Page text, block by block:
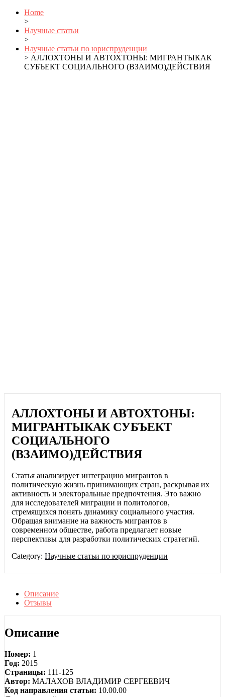
Home
>
Научные статьи
>
Научные статьи по юриспруденции
> АЛЛОХТОНЫ И АВТОХТОНЫ: МИГРАНТЫКАК
СУБЪЕКТ СОЦИАЛЬНОГО (ВЗАИМО)ДЕЙСТВИЯ
АЛЛОХТОНЫ И АВТОХТОНЫ:
МИГРАНТЫКАК СУБЪЕКТ
СОЦИАЛЬНОГО
(ВЗАИМО)ДЕЙСТВИЯ
Статья анализирует интеграцию мигрантов в
политическую жизнь принимающих стран, раскрывая их
активность и электоральные предпочтения. Это важно
для исследователей миграции и политологов,
стремящихся понять динамику социального участия.
Обращая внимание на важность мигрантов в
современном обществе, работа предлагает новые
перспективы для разработки политических стратегий.
Category:Научные статьи по юриспруденции
Описание
Отзывы
Описание
Номер: 1
Год: 2015
Страницы: 111-125
Автор: МАЛАХОВ ВЛАДИМИР СЕРГЕЕВИЧ
Код направления статьи: 10.00.00